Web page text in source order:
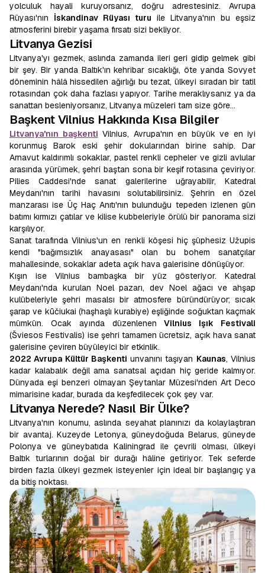
yolculuk hayali kuruyorsanız, doğru adrestesiniz. Avrupa
Rüyası'nın İskandinav Rüyası turu ile Litvanya'nın bu eşsiz
atmosferini birebir yaşama fırsatı sizi bekliyor.
Litvanya Gezisi
Litvanya'yı gezmek, aslında zamanda ileri geri gidip gelmek gibi
bir şey. Bir yanda Baltık'ın kehribar sıcaklığı, öte yanda Sovyet
döneminin hâlâ hissedilen ağırlığı bu tezat, ülkeyi sıradan bir tatil
rotasından çok daha fazlası yapıyor. Tarihe meraklıysanız ya da
sanattan besleniyorsanız, Litvanya müzeleri tam size göre…
Başkent Vilnius Hakkında Kısa Bilgiler
Litvanya'nın başkenti Vilnius, Avrupa'nın en büyük ve en iyi
korunmuş Barok eski şehir dokularından birine sahip. Dar
Arnavut kaldırımlı sokaklar, pastel renkli cepheler ve gizli avlular
arasında yürümek, şehri baştan sona bir keşif rotasına çeviriyor.
Pilies Caddesi'nde sanat galerilerine uğrayabilir, Katedral
Meydanı'nın tarihi havasını solutabilirsiniz. Şehrin en özel
manzarası ise Üç Haç Anıtı'nın bulunduğu tepeden izlenen gün
batımı kırmızı çatılar ve kilise kubbeleriyle örülü bir panorama sizi
karşılıyor.
Sanat tarafında Vilnius'un en renkli köşesi hiç şüphesiz Užupis
kendi "bağımsızlık anayasası" olan bu bohem sanatçılar
mahallesinde, sokaklar adeta açık hava galerisine dönüşüyor.
Kışın ise Vilnius bambaşka bir yüz gösteriyor. Katedral
Meydanı'nda kurulan Noel pazarı, dev Noel ağacı ve ahşap
kulübeleriyle şehri masalsı bir atmosfere büründürüyor; sıcak
şarap ve kūčiukai (haşhaşlı kurabiye) eşliğinde soğuktan kaçmak
mümkün. Ocak ayında düzenlenenVilnius Işık Festivali
(Šviesos Festivalis) ise şehri tamamen ücretsiz, açık hava sanat
galerisine çeviren büyüleyici bir etkinlik.
2022 Avrupa Kültür Başkenti unvanını taşıyan Kaunas, Vilnius
kadar kalabalık değil ama sanatsal açıdan hiç geride kalmıyor.
Dünyada eşi benzeri olmayan Şeytanlar Müzesi'nden Art Deco
mimarisine kadar, burada da keşfedilecek çok şey var.
Litvanya Nerede? Nasıl Bir Ülke?
Litvanya'nın konumu, aslında seyahat planınızı da kolaylaştıran
bir avantaj. Kuzeyde Letonya, güneydoğuda Belarus, güneyde
Polonya ve güneybatıda Kaliningrad ile çevrili olması, ülkeyi
Baltık turlarının doğal bir durağı hâline getiriyor. Tek seferde
birden fazla ülkeyi gezmek isteyenler için ideal bir başlangıç ya
da bitiş noktası.